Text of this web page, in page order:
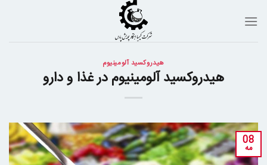
هیدروکسید آلومینیوم
هیدروکسید آلومینیوم در غذا و دارو
08
مه